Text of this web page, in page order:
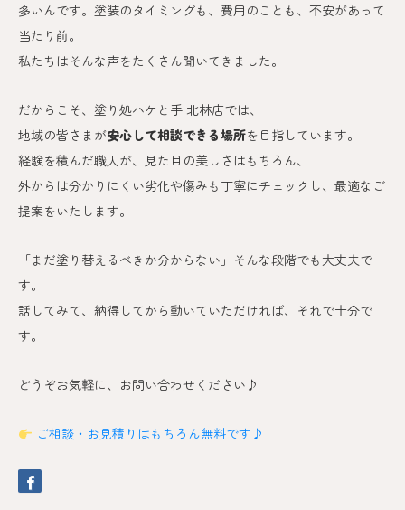
多いんです。 塗装のタイミングも、費用のことも、不安があって
当たり前。
私たちはそんな声をたくさん聞いてきました。
だからこそ、塗り処ハケと手 北林店では、
地域の皆さまが安心して相談できる場所を目指しています。
経験を積んだ職人が、見た目の美しさはもちろん、
外からは分かりにくい劣化や傷みも丁寧にチェックし、最適なご
提案をいたします。
「まだ塗り替えるべきか分からない」そんな段階でも大丈夫で
す。
話してみて、納得してから動いていただければ、それで十分で
す。
どうぞお気軽に、お問い合わせください♪
ご相談・お見積りはもちろん無料です♪